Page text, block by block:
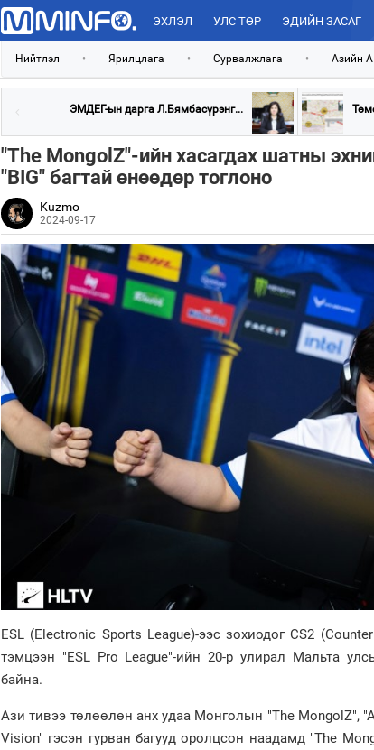
ЭХЛЭЛ УЛС ТӨР ЭДИЙН ЗАСАГ
Нийтлэл • Ярилцлага • Сурвалжлага • Азийн
ЭМДЕГ-ын дарга Л.Бямбасүрэнг...
"The MongolZ"-ийн хасагдах шатны
"BIG" багтай өнөөдөр тоглоно
Kuzmo
2024-09-17
ESL (Electronic Sports League)-ээс зохиодог CS2
тэмцээн "ESL Pro League"-ийн 20-р улирал Мальта
байна.
Ази тивээ төлөөлөн анх удаа Монголын "The MongolZ",
Vision" гэсэн гурван багууд оролцсон наадамд "The